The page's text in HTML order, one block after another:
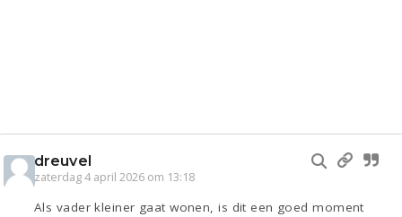
dreuvel
zaterdag 4 april 2026 om 13:18
Als vader kleiner gaat wonen, is dit een goed moment